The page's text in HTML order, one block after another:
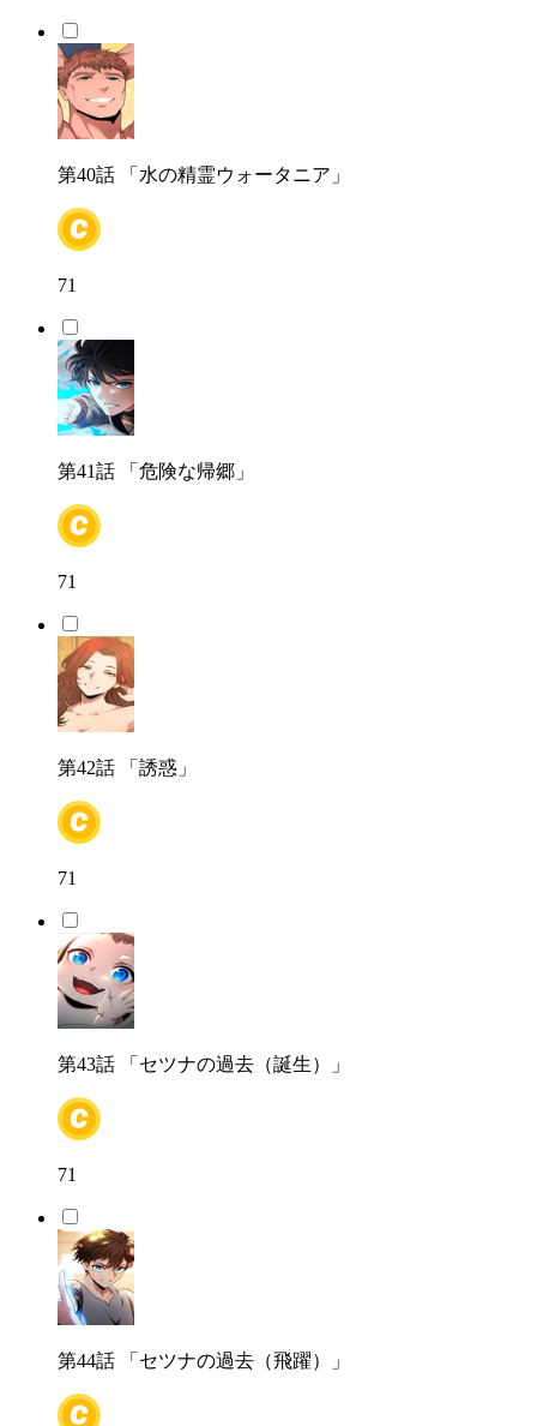
第40話 「水の精霊ウォータニア」
71
第41話 「危険な帰郷」
71
第42話 「誘惑」
71
第43話 「セツナの過去（誕生）」
71
第44話 「セツナの過去（飛躍）」